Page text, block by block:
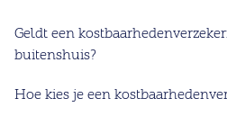
Geldt een
buitenshuis?
Hoe kies je een